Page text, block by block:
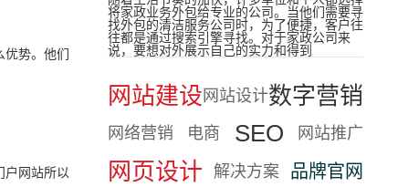
将家政业务外包给专业的公司。当他们需要寻
找外包的清洁服务公司时，为了便捷，客户往
往都是通过搜索引擎寻找。对于家政公司来
说，要想对外展示自己的实力和得到
网站建设 网站设计数字营销
网络营销 电商 SEO 网站推广
网页设计 解决方案 品牌官网
优势。他们
户网站所以